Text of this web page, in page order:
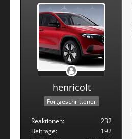
henricolt
Fortgeschrittener
Reaktionen
232
Beiträge
192